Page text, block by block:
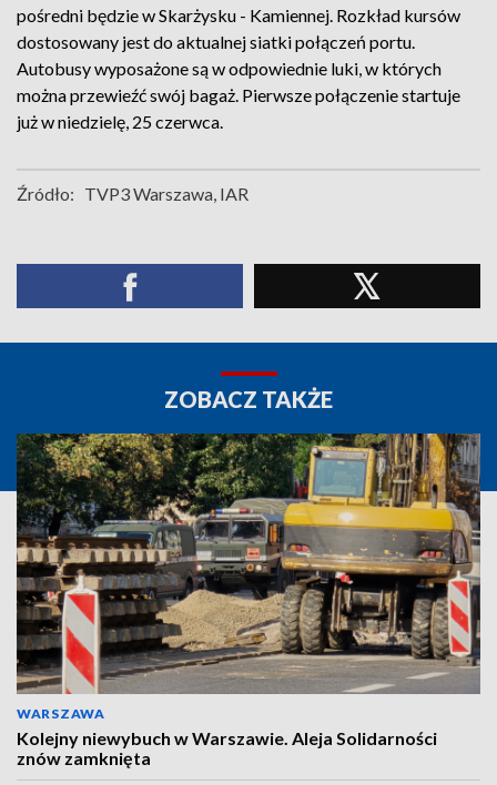
pośredni będzie w Skarżysku - Kamiennej. Rozkład kursów
dostosowany jest do aktualnej siatki połączeń portu.
Autobusy wyposażone są w odpowiednie luki, w których
można przewieźć swój bagaż. Pierwsze połączenie startuje
już w niedzielę, 25 czerwca.
Źródło: TVP3 Warszawa, IAR
ZOBACZ TAKŻE
WARSZAWA
Kolejny niewybuch w Warszawie. Aleja Solidarności
znów zamknięta